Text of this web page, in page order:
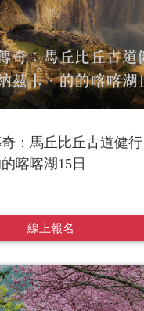
：馬丘比丘古道健
喀喀湖15日
線上報名